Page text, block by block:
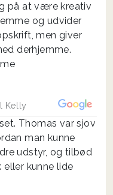
på at være kreativ
og udvider
men giver
derhjemme.
Kelly
Thomas var sjov
man kunne
udstyr, og tilbød
eller kunne lide